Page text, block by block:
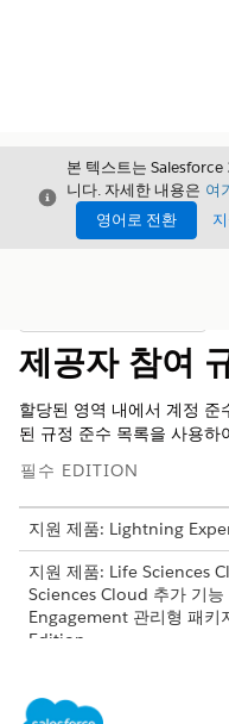
닫기
본 텍스트는
니다. 자세한 내용은 여
영어로 전환
제공자 참여
할당된 영역 내에서 계정 준
된 규정 준수 목록을 사용
필수 EDITION
지원 제품: Lightning
지원 제품: Life Sciences
Sciences Cloud 추가 기
Engagement 관리형 패키
Edition.
곧, 예정 또는 지연된 규